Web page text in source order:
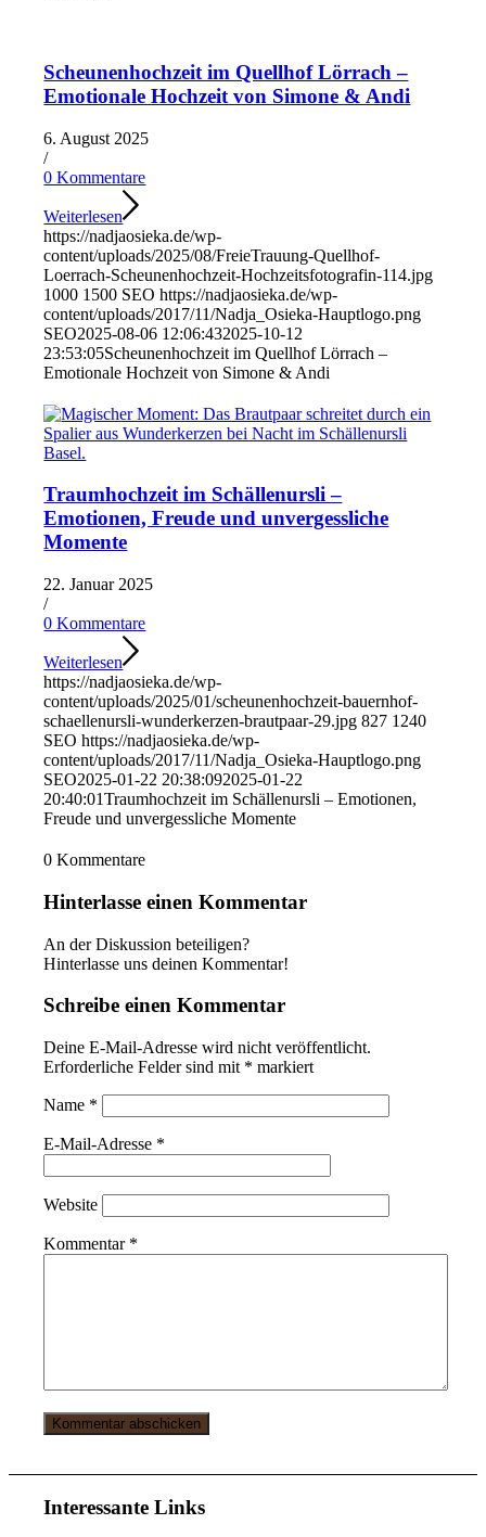
Scheunenhochzeit im Quellhof Lörrach –
Emotionale Hochzeit von Simone & Andi
6. August 2025
/
0 Kommentare
Weiterlesen
https://nadjaosieka.de/wp-
content/uploads/2025/08/FreieTrauung-Quellhof-
Loerrach-Scheunenhochzeit-Hochzeitsfotografin-114.jpg
1000 1500 SEO https://nadjaosieka.de/wp-
content/uploads/2017/11/Nadja_Osieka-Hauptlogo.png
SEO2025-08-06 12:06:432025-10-12
23:53:05Scheunenhochzeit im Quellhof Lörrach –
Emotionale Hochzeit von Simone & Andi
Traumhochzeit im Schällenursli –
Emotionen, Freude und unvergessliche
Momente
22. Januar 2025
/
0 Kommentare
Weiterlesen
https://nadjaosieka.de/wp-
content/uploads/2025/01/scheunenhochzeit-bauernhof-
schaellenursli-wunderkerzen-brautpaar-29.jpg 827 1240
SEO https://nadjaosieka.de/wp-
content/uploads/2017/11/Nadja_Osieka-Hauptlogo.png
SEO2025-01-22 20:38:092025-01-22
20:40:01Traumhochzeit im Schällenursli – Emotionen,
Freude und unvergessliche Momente
0 Kommentare
Hinterlasse einen Kommentar
An der Diskussion beteiligen?
Hinterlasse uns deinen Kommentar!
Schreibe einen Kommentar
Deine E-Mail-Adresse wird nicht veröffentlicht.
Erforderliche Felder sind mit * markiert
Name *
E-Mail-Adresse *
Website
Kommentar *
Interessante Links